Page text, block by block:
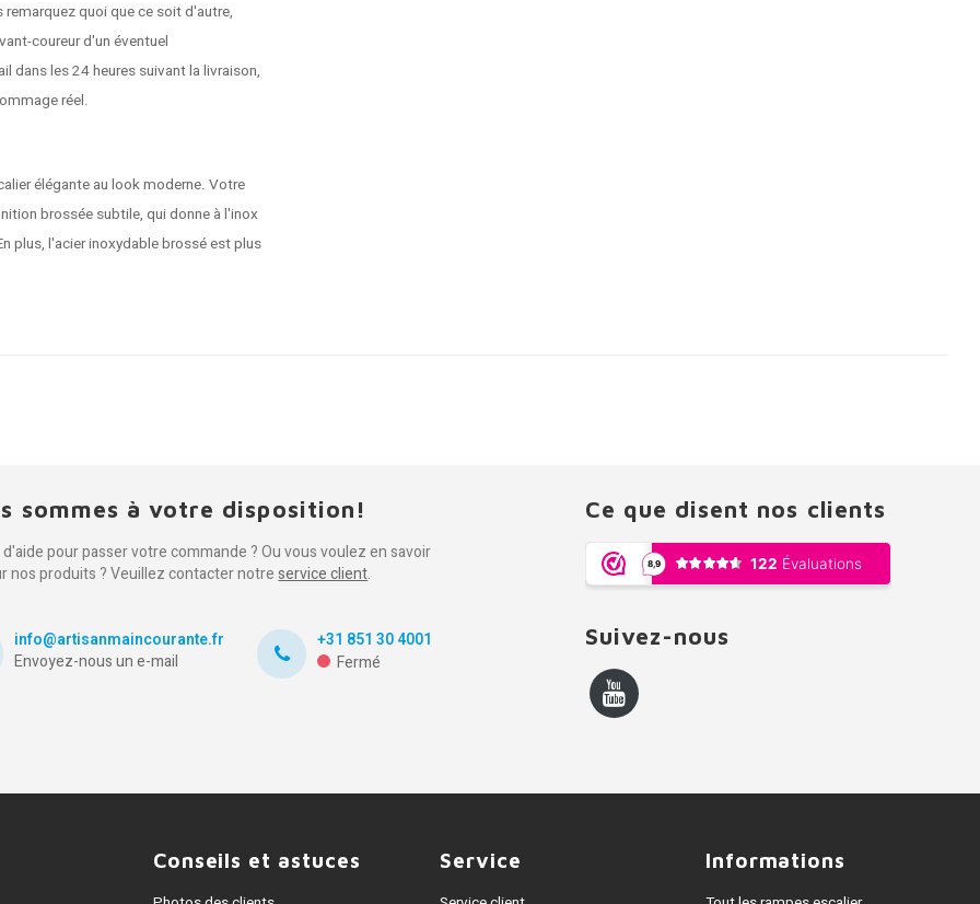
quoi que ce soit d'autre,
coureur d'un éventuel
dans les 24 heures suivant la livraison,
réel.
élégante au look moderne. Votre
brossée subtile, qui donne à l'inox
plus, l'acier inoxydable brossé est plus
sommes à votre disposition!
pour passer votre commande ? Ou vous voulez en savoir
nos produits ? Veuillez contacter notreservice client.
info@artisanmaincourante.fr
Envoyez-nous un e-mail
+31 851 30 4001
Fermé
Ce que disent nos clients
Suivez-nous
Conseils et astuces Service Informations